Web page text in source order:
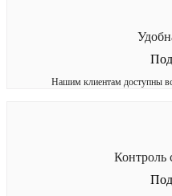
Нашим клиентам доступны
Контроль